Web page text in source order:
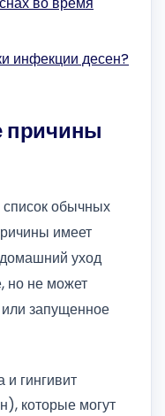
инфекции десен?
причины
список обычных
имеет
уход
но не может
запущенное
и гингивит
которые могут